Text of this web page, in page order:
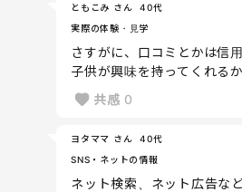
ともこみ さん
40代
実際の体験・見学
さすがに、口コミとかは信
子供が興味を持ってくれる
共感 0
ヨタママ さん
40代
SNS・ネットの情報
ネット検索、ネット広告など